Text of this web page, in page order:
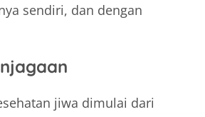
sendiri, dan dengan
jiwa dimulai dari